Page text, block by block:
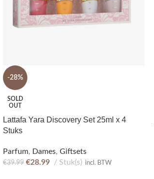
-28%
SOLD
OUT
Lattafa Yara Discovery Set 25ml x 4
Stuks
Parfum, Dames, Giftsets
€39.99 €28.99 Stuk(s) incl. BTW